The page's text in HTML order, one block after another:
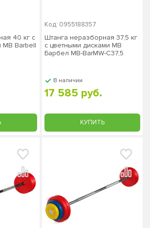
40 кг с
MB Barbell
Код: 0955188357
Штанга неразборная 37,5 кг
с цветными дисками МВ
Барбел MB-BarMW-C37,5
В наличии
17 585 руб.
КУПИТЬ